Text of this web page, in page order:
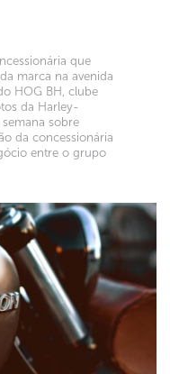
que
marca na avenida
HOG BH, clube
da Harley-
sobre
da concessionária
entre o grupo